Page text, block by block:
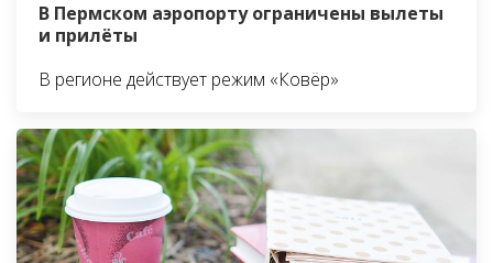
В Пермском аэропорту ограничены вылеты
и прилёты
В регионе действует режим «Ковёр»